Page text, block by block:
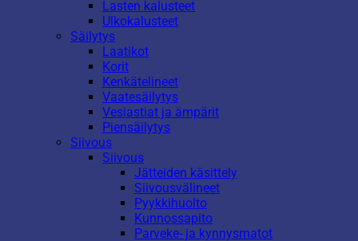
Lasten kalusteet
Ulkokalusteet
Säilytys
Laatikot
Korit
Kenkätelineet
Vaatesäilytys
Vesiastiat ja ämpärit
Piensäilytys
Siivous
Siivous
Jätteiden käsittely
Siivousvälineet
Pyykkihuolto
Kunnossapito
Parveke- ja kynnysmatot